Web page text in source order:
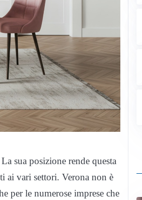
sua posizione rende questa
ai vari settori. Verona non è
per le numerose imprese che